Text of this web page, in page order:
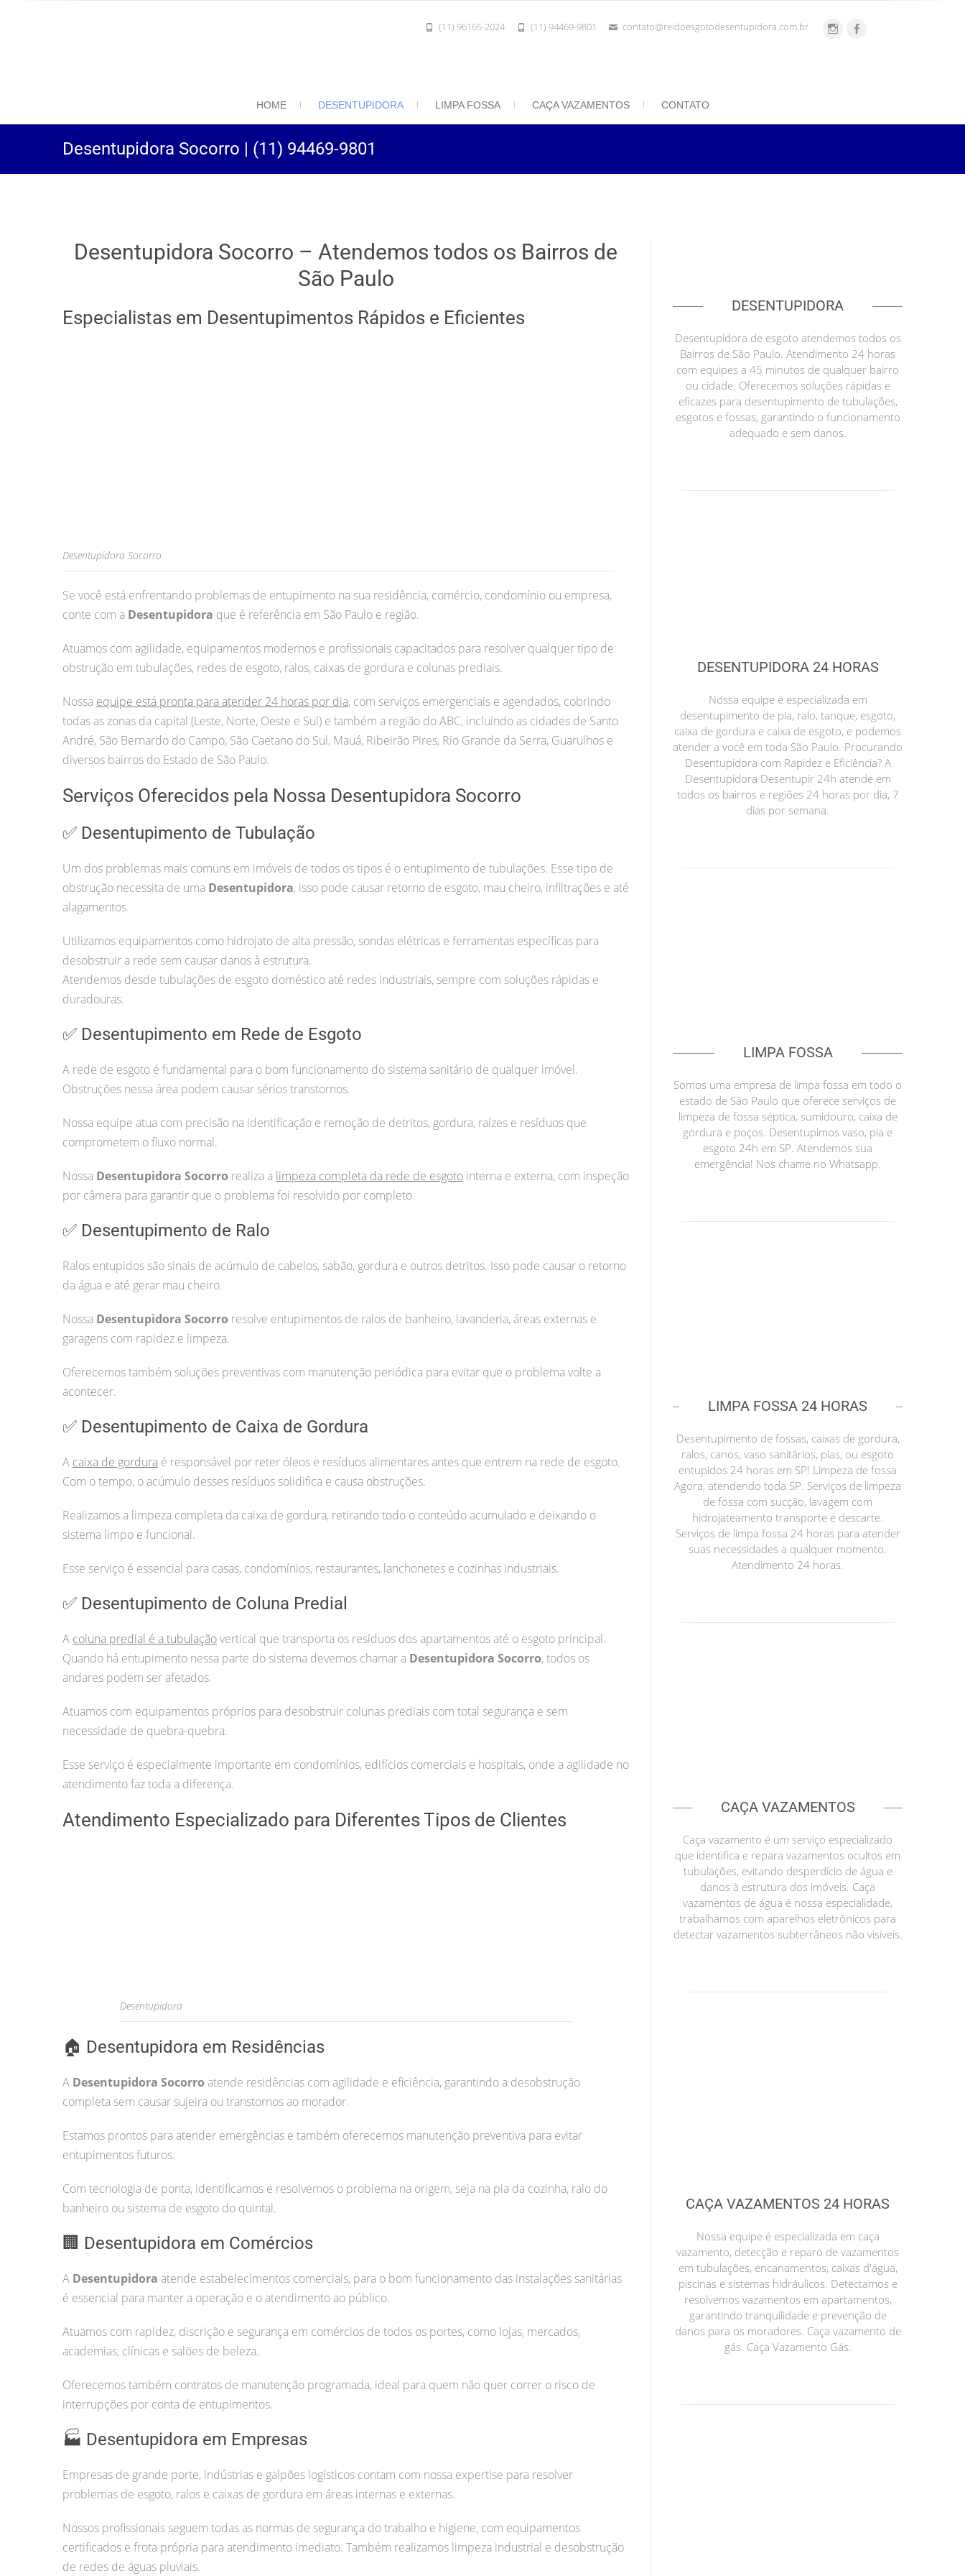
(11) 96165-2024 (11) 94469-9801 contato@reidoesgotodesentupidora.com.br
HOME DESENTUPIDORA LIMPA FOSSA CAÇA VAZAMENTOS CONTATO
Desentupidora Socorro | (11) 94469-9801
Desentupidora Socorro – Atendemos todos os Bairros de
São Paulo
Especialistas em Desentupimentos Rápidos e Eficientes
Desentupidora Socorro
Se você está enfrentando problemas de entupimento na sua residência, comércio, condomínio ou empresa,
conte com a Desentupidora que é referência em São Paulo e região.
Atuamos com agilidade, equipamentos modernos e profissionais capacitados para resolver qualquer tipo de
obstrução em tubulações, redes de esgoto, ralos, caixas de gordura e colunas prediais.
Nossa equipe está pronta para atender 24 horas por dia, com serviços emergenciais e agendados, cobrindo
todas as zonas da capital (Leste, Norte, Oeste e Sul) e também a região do ABC, incluindo as cidades de Santo
André, São Bernardo do Campo, São Caetano do Sul, Mauá, Ribeirão Pires, Rio Grande da Serra, Guarulhos e
diversos bairros do Estado de São Paulo.
Serviços Oferecidos pela Nossa Desentupidora Socorro
✅ Desentupimento de Tubulação
Um dos problemas mais comuns em imóveis de todos os tipos é o entupimento de tubulações. Esse tipo de
obstrução necessita de uma Desentupidora, isso pode causar retorno de esgoto, mau cheiro, infiltrações e até
alagamentos.
Utilizamos equipamentos como hidrojato de alta pressão, sondas elétricas e ferramentas específicas para
desobstruir a rede sem causar danos à estrutura.
Atendemos desde tubulações de esgoto doméstico até redes industriais, sempre com soluções rápidas e
duradouras.
✅ Desentupimento em Rede de Esgoto
A rede de esgoto é fundamental para o bom funcionamento do sistema sanitário de qualquer imóvel.
Obstruções nessa área podem causar sérios transtornos.
Nossa equipe atua com precisão na identificação e remoção de detritos, gordura, raízes e resíduos que
comprometem o fluxo normal.
Nossa Desentupidora Socorro realiza a limpeza completa da rede de esgoto interna e externa, com inspeção
por câmera para garantir que o problema foi resolvido por completo.
✅ Desentupimento de Ralo
Ralos entupidos são sinais de acúmulo de cabelos, sabão, gordura e outros detritos. Isso pode causar o retorno
da água e até gerar mau cheiro.
Nossa Desentupidora Socorro resolve entupimentos de ralos de banheiro, lavanderia, áreas externas e
garagens com rapidez e limpeza.
Oferecemos também soluções preventivas com manutenção periódica para evitar que o problema volte a
acontecer.
✅ Desentupimento de Caixa de Gordura
A caixa de gordura é responsável por reter óleos e resíduos alimentares antes que entrem na rede de esgoto.
Com o tempo, o acúmulo desses resíduos solidifica e causa obstruções.
Realizamos a limpeza completa da caixa de gordura, retirando todo o conteúdo acumulado e deixando o
sistema limpo e funcional.
Esse serviço é essencial para casas, condomínios, restaurantes, lanchonetes e cozinhas industriais.
✅ Desentupimento de Coluna Predial
A coluna predial é a tubulaçãovertical que transporta os resíduos dos apartamentos até o esgoto principal.
Quando há entupimento nessa parte do sistema devemos chamar a Desentupidora Socorro, todos os
andares podem ser afetados.
Atuamos com equipamentos próprios para desobstruir colunas prediais com total segurança e sem
necessidade de quebra-quebra.
Esse serviço é especialmente importante em condomínios, edifícios comerciais e hospitais, onde a agilidade no
atendimento faz toda a diferença.
Atendimento Especializado para Diferentes Tipos de Clientes
Desentupidora
🏠 Desentupidora em Residências
A Desentupidora Socorro atende residências com agilidade e eficiência, garantindo a desobstrução
completa sem causar sujeira ou transtornos ao morador.
Estamos prontos para atender emergências e também oferecemos manutenção preventiva para evitar
entupimentos futuros.
Com tecnologia de ponta, identificamos e resolvemos o problema na origem, seja na pia da cozinha, ralo do
banheiro ou sistema de esgoto do quintal.
🏢 Desentupidora em Comércios
A Desentupidora atende estabelecimentos comerciais, para o bom funcionamento das instalações sanitárias
é essencial para manter a operação e o atendimento ao público.
Atuamos com rapidez, discrição e segurança em comércios de todos os portes, como lojas, mercados,
academias, clínicas e salões de beleza.
Oferecemos também contratos de manutenção programada, ideal para quem não quer correr o risco de
interrupções por conta de entupimentos.
🏭 Desentupidora em Empresas
Empresas de grande porte, indústrias e galpões logísticos contam com nossa expertise para resolver
problemas de esgoto, ralos e caixas de gordura em áreas internas e externas.
Nossos profissionais seguem todas as normas de segurança do trabalho e higiene, com equipamentos
certificados e frota própria para atendimento imediato. Também realizamos limpeza industrial e desobstrução
de redes de águas pluviais.
DESENTUPIDORA
Desentupidora de esgoto atendemos todos os
Bairros de São Paulo. Atendimento 24 horas
com equipes a 45 minutos de qualquer bairro
ou cidade. Oferecemos soluções rápidas e
eficazes para desentupimento de tubulações,
esgotos e fossas, garantindo o funcionamento
adequado e sem danos.
DESENTUPIDORA 24 HORAS
Nossa equipe é especializada em
desentupimento de pia, ralo, tanque, esgoto,
caixa de gordura e caixa de esgoto, e podemos
atender a você em toda São Paulo. Procurando
Desentupidora com Rapidez e Eficiência? A
Desentupidora Desentupir 24h atende em
todos os bairros e regiões 24 horas por dia, 7
dias por semana.
LIMPA FOSSA
Somos uma empresa de limpa fossa em todo o
estado de São Paulo que oferece serviços de
limpeza de fossa séptica, sumidouro, caixa de
gordura e poços. Desentupimos vaso, pia e
esgoto 24h em SP. Atendemos sua
emergência! Nos chame no Whatsapp.
LIMPA FOSSA 24 HORAS
Desentupimento de fossas, caixas de gordura,
ralos, canos, vaso sanitários, pias, ou esgoto
entupidos 24 horas em SP! Limpeza de fossa
Agora, atendendo toda SP. Serviços de limpeza
de fossa com sucção, lavagem com
hidrojateamento transporte e descarte.
Serviços de limpa fossa 24 horas para atender
suas necessidades a qualquer momento.
Atendimento 24 horas.
CAÇA VAZAMENTOS
Caça vazamento é um serviço especializado
que identifica e repara vazamentos ocultos em
tubulações, evitando desperdício de água e
danos à estrutura dos imóveis. Caça
vazamentos de água é nossa especialidade,
trabalhamos com aparelhos eletrônicos para
detectar vazamentos subterrâneos não visíveis.
CAÇA VAZAMENTOS 24 HORAS
Nossa equipe é especializada em caça
vazamento, detecção e reparo de vazamentos
em tubulações, encanamentos, caixas d'água,
piscinas e sistemas hidráulicos. Detectamos e
resolvemos vazamentos em apartamentos,
garantindo tranquilidade e prevenção de
danos para os moradores. Caça vazamento de
gás. Caça Vazamento Gás.